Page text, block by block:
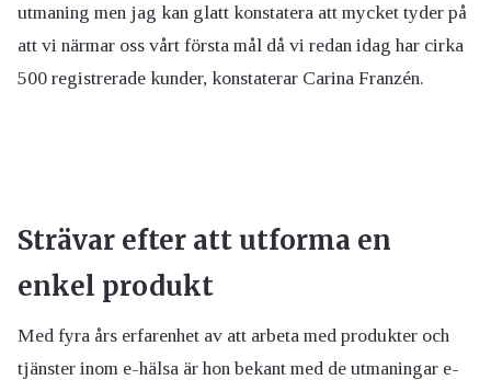
utmaning men jag kan glatt konstatera att mycket tyder på
att vi närmar oss vårt första mål då vi redan idag har cirka
500 registrerade kunder, konstaterar Carina Franzén.
Strävar efter att utforma en
enkel produkt
Med fyra års erfarenhet av att arbeta med produkter och
tjänster inom e-hälsa är hon bekant med de utmaningar e-